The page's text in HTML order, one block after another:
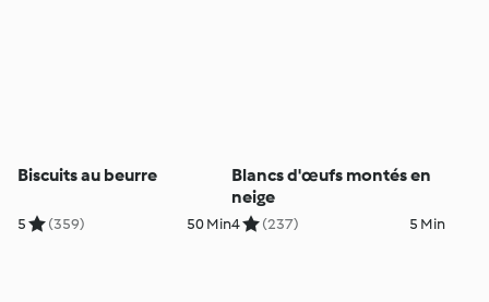
Biscuits au beurre
5 (359) 50 Min
Blancs d'œufs montés en
neige
4 (237) 5 Min